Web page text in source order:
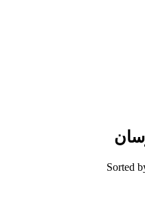
Sorted